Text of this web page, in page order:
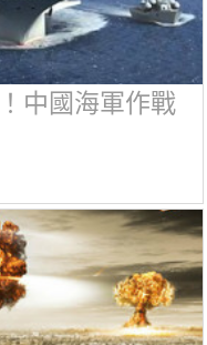
中國海軍作戰